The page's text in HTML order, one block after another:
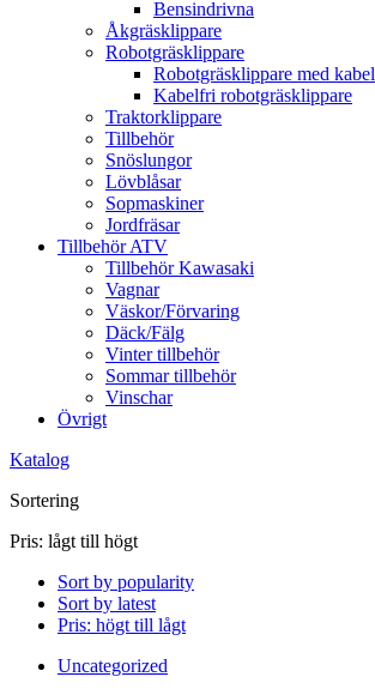
Bensindrivna
Åkgräsklippare
Robotgräsklippare
Robotgräsklippare med kabel
Kabelfri robotgräsklippare
Traktorklippare
Tillbehör
Snöslungor
Lövblåsar
Sopmaskiner
Jordfräsar
Tillbehör ATV
Tillbehör Kawasaki
Vagnar
Väskor/Förvaring
Däck/Fälg
Vinter tillbehör
Sommar tillbehör
Vinschar
Övrigt
Katalog
Sortering
Pris: lågt till högt
Sort by popularity
Sort by latest
Pris: högt till lågt
Uncategorized